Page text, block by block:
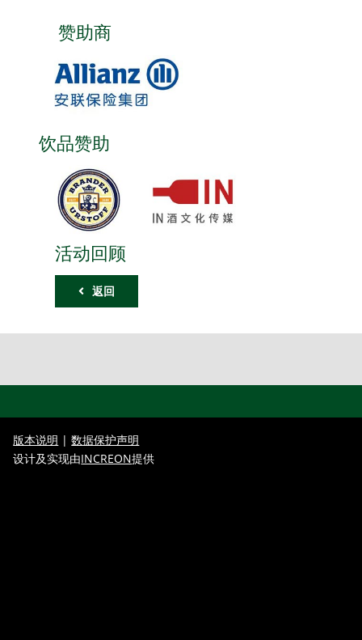
赞助商
饮品赞助
活动回顾
返回
版本说明 |数据保护声明
设计及实现由INCREON提供